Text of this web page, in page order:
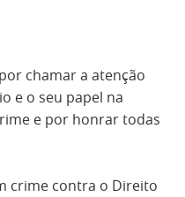
chamar a atenção
e o seu papel na
e por honrar todas
crime contra o Direito